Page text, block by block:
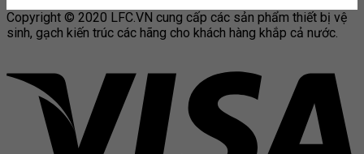
Copyright © 2020 LFC.VN cung cấp các sản phẩm thiết bị vệ
sinh, gạch kiến trúc các hãng cho khách hàng khắp cả nước.